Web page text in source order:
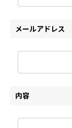
メールアドレス
内容